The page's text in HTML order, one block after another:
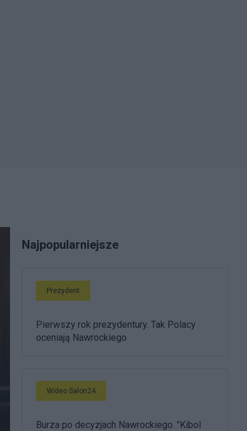
Najpopularniejsze
Prezydent
Pierwszy rok prezydentury. Tak Polacy
oceniają Nawrockiego
Wideo Salon24
Burza po decyzjach Nawrockiego. "Kibol